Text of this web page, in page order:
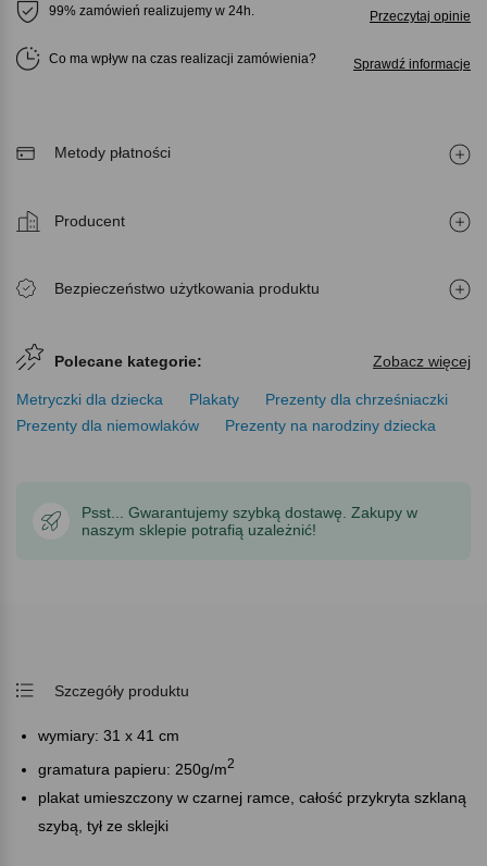
99% zamówień realizujemy w 24h. Przeczytaj opinie
Co ma wpływ na czas realizacji zamówienia Sprawdź informacje
Metody płatności
Producent
Bezpieczeństwo użytkowania produktu
Polecane kategorie: Zobacz więcej
Metryczki dla dziecka Plakaty
Prezenty dla chrześniaczki
Prezenty dla niemowlaków
Prezenty na narodziny dziecka
Psst... Gwarantujemy szybką dostawę. Zakupy w
naszym sklepie potrafią uzależnić!
Szczegóły produktu
wymiary: 31 x 41 cm
gramatura papieru: 250g/m2
plakat umieszczony w czarnej ramce, całość przykryta szklaną
szybą, tył ze sklejki